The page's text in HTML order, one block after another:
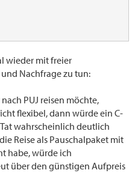
wieder mit freier
Nachfrage zu tun:
PUJ reisen möchte,
flexibel, dann würde ein C-
wahrscheinlich deutlich
Reise als Pauschalpaket mit
habe, würde ich
über den günstigen Aufpreis